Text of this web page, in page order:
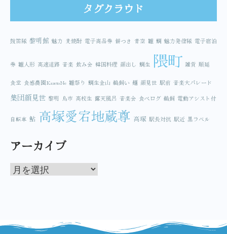
タグクラウド
鼓笛隊 黎明館 魅力 麦焼酎 電子商品券 餅つき 青空 雛 鯛 魅力発信隊 電子宿泊
券 雛人形 高速道路 音楽 飲み会 韓国料理 顔出し 鯛生 隈町 雑貨 順延
食堂 食感農園KazetoNe 雛祭り 鯛生金山 鵜飼い 麺 顔見世 駅前 音楽大パレード
集団顔見世 黎明 鳥市 高校生 露天風呂 音楽会 食べログ 鵜飼 電動アシスト付
自転車 鮎 高塚愛宕地蔵尊 高塚 駅長対抗 駅近 黒ラベル
アーカイブ